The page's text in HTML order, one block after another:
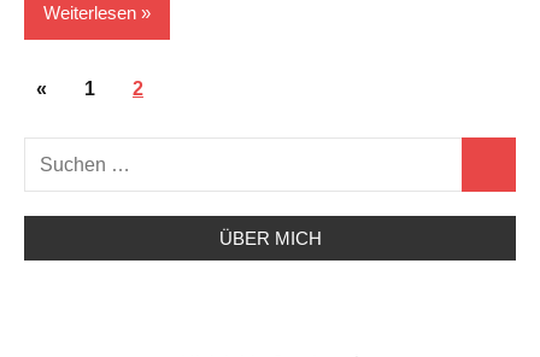
Weiterlesen
Ostsee
Seitennummerierung
Beiträge
«Vorherige
1 2
Suchen
nach:
ÜBER MICH